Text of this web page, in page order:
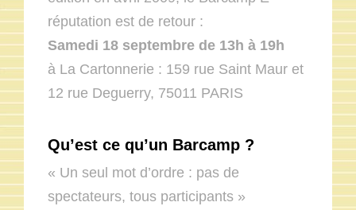
réputation est de retour :
Samedi 18 septembre de 13h à 19h
à La Cartonnerie : 159 rue Saint Maur et
12 rue Deguerry, 75011 PARIS
Qu’est ce qu’un Barcamp ?
« Un seul mot d’ordre : pas de
spectateurs, tous participants »